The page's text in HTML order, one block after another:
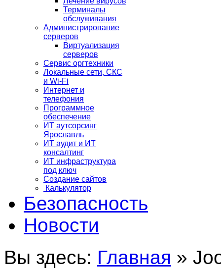
Терминалы
обслуживания
Администрирование
серверов
Виртуализация
серверов
Сервис оргтехники
Локальные сети, СКС
и Wi-Fi
Интернет и
телефония
Программное
обеспечение
ИТ аутсорсинг
Ярославль
ИТ аудит и ИТ
консалтинг
ИТ инфраструктура
под ключ
Создание сайтов
Калькулятор
Безопасность
Новости
Вы здесь: Главная »